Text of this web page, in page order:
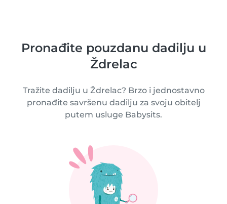
Pronađite pouzdanu dadilju u
Ždrelac
Tražite dadilju u Ždrelac? Brzo i jednostavno
pronađite savršenu dadilju za svoju obitelj
putem usluge Babysits.